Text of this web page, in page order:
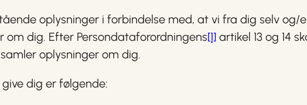
oplysninger i forbindelse med, at vi fra dig selv
dig. Efter Persondataforordningens[1] artikel 13 og 14
oplysninger om dig.
dig er følgende: